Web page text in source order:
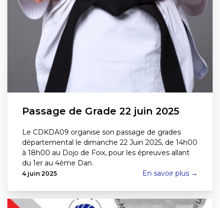
Passage de Grade 22 juin 2025
Le CDKDA09 organise son passage de grades
départemental le dimanche 22 Juin 2025, de 14h00
à 18h00 au Dojo de Foix, pour les épreuves allant
du 1er au 4ème Dan.
4 juin 2025 En savoir plus →